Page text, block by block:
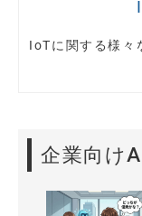
IoTに関する様々
企業向け